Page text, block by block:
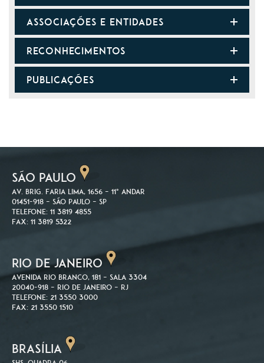
ASSOCIAÇÕES E ENTIDADES
RECONHECIMENTOS
PUBLICAÇÕES
SÃO PAULO
Av. Brig. Faria Lima, 1656 – 11º andar
01451-918 – São Paulo – SP
Telefone: 11 3819 4855
Fax: 11 3819 5322
RIO DE JANEIRO
Avenida Rio Branco, 181 – Sala 3304
20040-918 – Rio de Janeiro – RJ
Telefone: 21 3550 3000
Fax: 21 3550 1510
BRASÍLIA